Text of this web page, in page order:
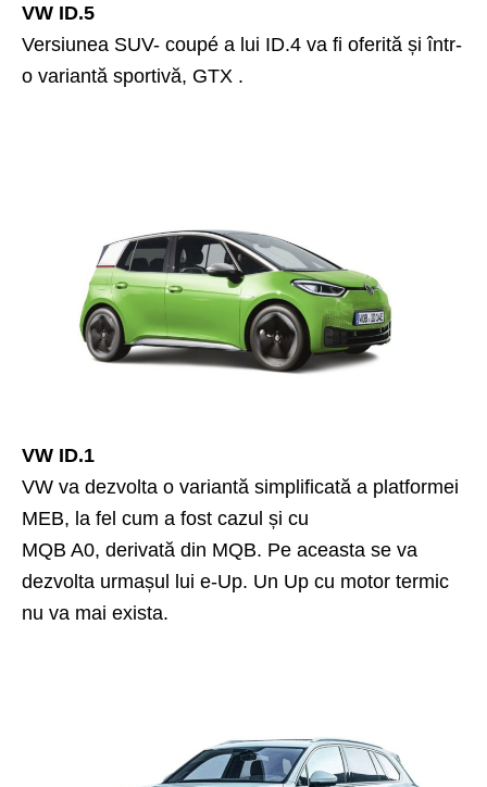
VW ID.5
Versiunea SUV- coupé a lui ID.4 va fi oferită și într-
o variantă sportivă, GTX .
VW ID.1
VW va dezvolta o variantă simplificată a platformei
MEB, la fel cum a fost cazul și cu
MQB A0, derivată din MQB. Pe aceasta se va
dezvolta urmașul lui e-Up. Un Up cu motor termic
nu va mai exista.